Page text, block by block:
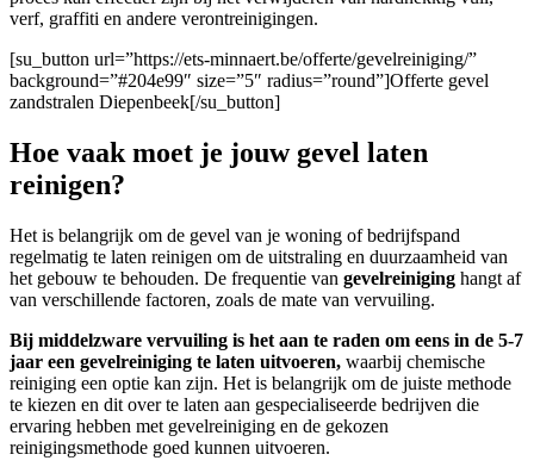
verf, graffiti en andere verontreinigingen.
[su_button url=”https://ets-minnaert.be/offerte/gevelreiniging/”
background=”#204e99″ size=”5″ radius=”round”]Offerte gevel
zandstralen Diepenbeek[/su_button]
Hoe vaak moet je jouw gevel laten
reinigen?
Het is belangrijk om de gevel van je woning of bedrijfspand
regelmatig te laten reinigen om de uitstraling en duurzaamheid van
het gebouw te behouden. De frequentie van gevelreiniging hangt af
van verschillende factoren, zoals de mate van vervuiling.
Bij middelzware vervuiling is het aan te raden om eens in de 5-7
jaar een gevelreiniging te laten uitvoeren, waarbij chemische
reiniging een optie kan zijn. Het is belangrijk om de juiste methode
te kiezen en dit over te laten aan gespecialiseerde bedrijven die
ervaring hebben met gevelreiniging en de gekozen
reinigingsmethode goed kunnen uitvoeren.